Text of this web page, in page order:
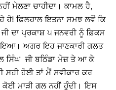
ਮੇਲਣਾ ਚਾਹੀਦਾ। ਕਾਮਲ ਹੈ,
ਹੋ! ਫ਼ਿਲਹਾਲ ਇਤਨਾ ਸਮਝ ਲਵੋਂ ਕਿ
ਦਾ ਪ੍ਰਕਾਸ਼ ੫ ਜਨਵਰੀ ਨੂੰ ਫ਼ਿਕਸ
ਅਗਰ ਇਹ ਜਾਣਕਾਰੀ ਗਲਤ
ਸਿੰਘ ਜੀ ਬਠਿੰਡਾ ਮੇਜ਼ ਤੇ ਆ ਕੇ
ਸਹੀ ਹੋਈ ਤਾਂ ਮੈਂ ਸਵੀਕਾਰ ਕਰ
ਕੋਈ ਮਾੜੀ ਗਲ ਨਹੀਂ ਹੁੰਦੀ। ਇਸ